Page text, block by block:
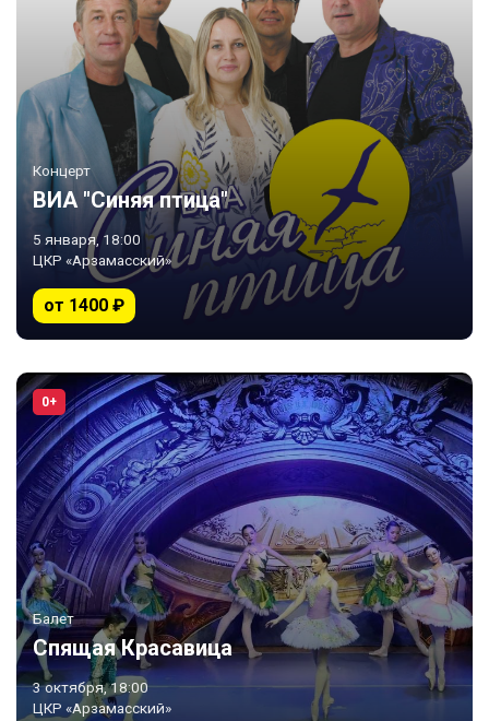
Концерт
ВИА "Синяя птица"
5 января, 18:00
ЦКР «Арзамасский»
от 1400 ₽
0+
Балет
Спящая Красавица
3 октября, 18:00
ЦКР «Арзамасский»